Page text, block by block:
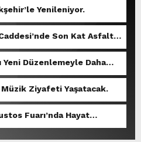
Yenileniyor.
Son Kat Asfalt
Yeni Düzenlemeyle Daha
Müzik Ziyafeti Yaşatacak.
Fuarı’nda Hayat